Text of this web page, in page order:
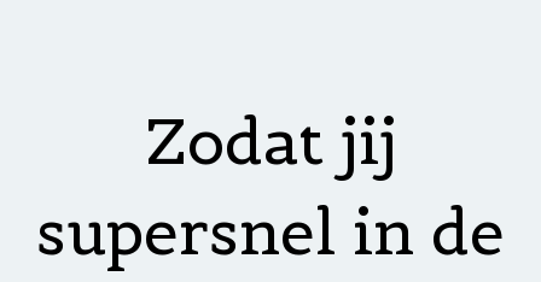
Zodat jij
supersnel in de